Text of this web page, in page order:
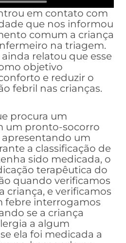
em contato com
que nos informou
comum a criança
na triagem.
relatou que esse
objetivo
e reduzir o
febril nas crianças.
procura um
um pronto-socorro
apresentando um
a classificação de
sido medicada, o
terapêutica do
quando verificamos
criança, e verificamos
febre interrogamos
se a criança
a algum
ela foi medicada a